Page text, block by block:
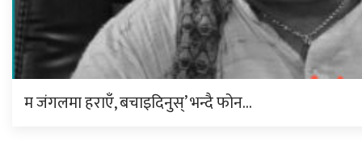
म जंगलमा हराएँ, बचाइदिनुस्’ भन्दै फोन…